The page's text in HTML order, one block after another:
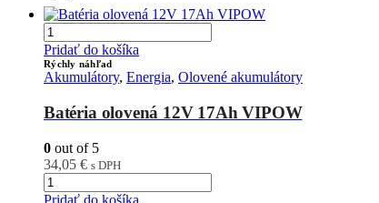
Pridať do košíka
Rýchly náhľad
Akumulátory, Energia, Olovené akumulátory
Batéria olovená 12V 17Ah VIPOW
0 out of 5
34,05 € s DPH
Pridať do košíka